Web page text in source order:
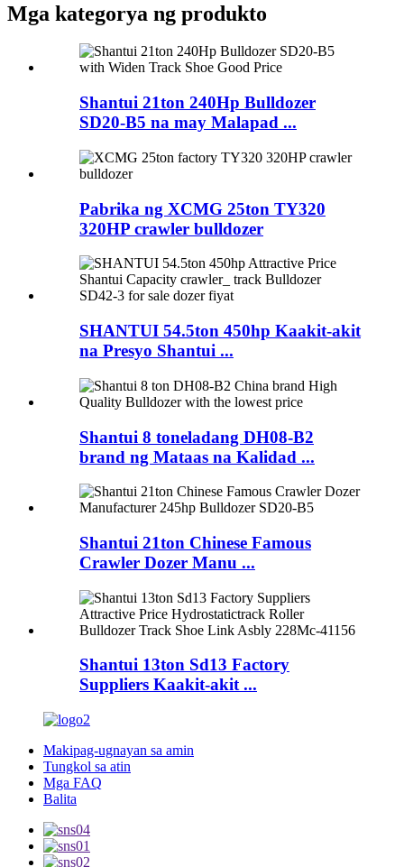
Mga kategorya ng produkto
Shantui 21ton 240Hp Bulldozer
SD20-B5 na may Malapad ...
Pabrika ng XCMG 25ton TY320
320HP crawler bulldozer
SHANTUI 54.5ton 450hp Kaakit-akit
na Presyo Shantui ...
Shantui 8 toneladang DH08-B2
brand ng Mataas na Kalidad ...
Shantui 21ton Chinese Famous
Crawler Dozer Manu ...
Shantui 13ton Sd13 Factory
Suppliers Kaakit-akit ...
Makipag-ugnayan sa amin
Tungkol sa atin
Mga FAQ
Balita